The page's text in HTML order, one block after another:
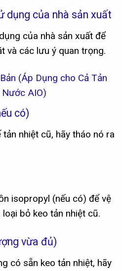
dụng của nhà sản xuất
của nhà sản xuất để
và các lưu ý quan trọng.
(Áp Dụng cho Cả Tản
Nước AIO)
có)
nhiệt cũ, hãy tháo nó ra
isopropyl (nếu có) để vệ
bỏ keo tản nhiệt cũ.
vừa đủ)
có sẵn keo tản nhiệt, hãy